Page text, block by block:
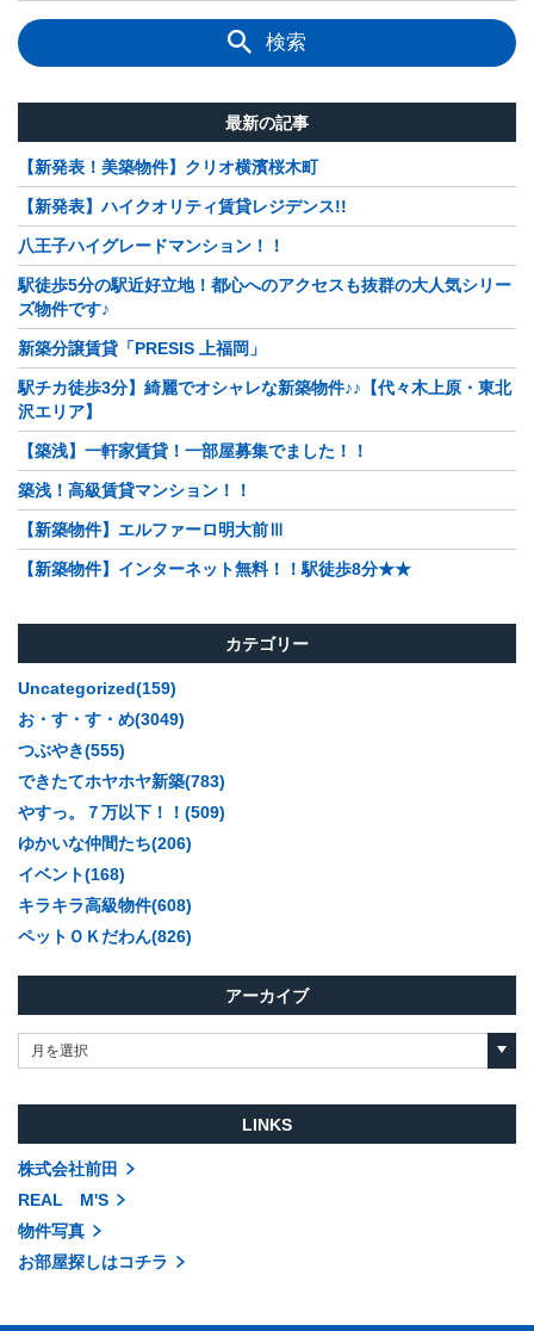
検索
最新の記事
【新発表！美築物件】クリオ横濱桜木町
【新発表】ハイクオリティ賃貸レジデンス!!
八王子ハイグレードマンション！！
駅徒歩5分の駅近好立地！都心へのアクセスも抜群の大人気シリー
ズ物件です♪
新築分譲賃貸「PRESIS 上福岡」
駅チカ徒歩3分】綺麗でオシャレな新築物件♪♪【代々木上原・東北
沢エリア】
【築浅】一軒家賃貸！一部屋募集でました！！
築浅！高級賃貸マンション！！
【新築物件】エルファーロ明大前Ⅲ
【新築物件】インターネット無料！！駅徒歩8分★★
カテゴリー
Uncategorized(159)
お・す・す・め(3049)
つぶやき(555)
できたてホヤホヤ新築(783)
やすっ。７万以下！！(509)
ゆかいな仲間たち(206)
イベント(168)
キラキラ高級物件(608)
ペットＯＫだわん(826)
アーカイブ
月を選択
LINKS
株式会社前田
REAL M'S
物件写真
お部屋探しはコチラ